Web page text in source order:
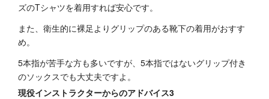
ズのTシャツを着用すれば安心です。
また、衛生的に裸足よりグリップのある靴下の着用がおすす
め。
5本指が苦手な方も多いですが、5本指ではないグリップ付き
のソックスでも大丈夫ですよ。
現役インストラクターからのアドバイス3